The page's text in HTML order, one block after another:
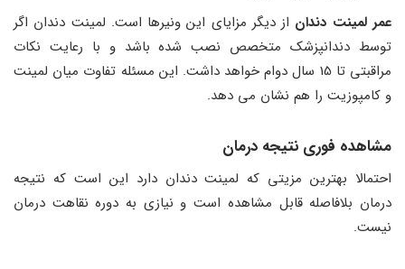
عمر لمینت دندان از دیگر مزایای این ونیرها است. لمینت دندان اگر
توسط دندانپزشک متخصص نصب شده باشد و با رعایت نکات
مراقبتی تا 15 سال دوام خواهد داشت. این مسئله تفاوت میان لمینت
و کامپوزیت را هم نشان می ‌دهد.
مشاهده فوری نتیجه درمان
احتمالا بهترین مزیتی که لمینت دندان دارد این است که نتیجه
درمان بلافاصله قابل‌ مشاهده است و نیازی به دوره نقاهت درمان
نیست.